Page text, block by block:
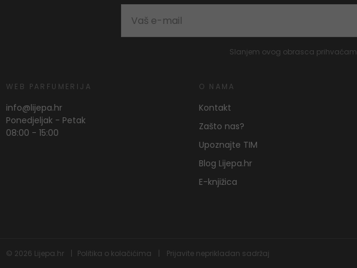
Slanjem ovog obrasca prihvaćam
WEB PARFUMERIJA
info@lijepa.hr
Ponedjeljak - Petak
08:00 - 15:00
O NAMA
Kontakt
Zašto nas?
Upoznajte TIM
Blog Lijepa.hr
E-knjižica
© 2026 Lijepa.hr Politika o kolačićima Prijavite neprikladan sadržaj